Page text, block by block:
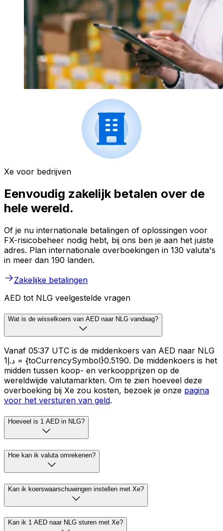
Xe voor bedrijven
Eenvoudig zakelijk betalen over de
hele wereld.
Of je nu internationale betalingen of oplossingen voor
FX-risicobeheer nodig hebt, bij ons ben je aan het juiste
adres. Plan internationale overboekingen in 130 valuta's
in meer dan 190 landen.
Zakelijke betalingen
AED tot NLG veelgestelde vragen
Wat is de wisselkoers van AED naar NLG vandaag?
Vanaf 05:37 UTC is de middenkoers van AED naar NLG
د.إ1 = {toCurrencySymbol}0.5190. De middenkoers is het
midden tussen koop- en verkoopprijzen op de
wereldwijde valutamarkten. Om te zien hoeveel deze
overboeking bij Xe zou kosten, bezoek je onze pagina
voor het versturen van geld.
Hoeveel is 1 AED in NLG?
Hoe kan ik valuta omrekenen?
Kan ik koerswaarschuwingen instellen met Xe?
Kan ik 1 AED naar NLG sturen met Xe?